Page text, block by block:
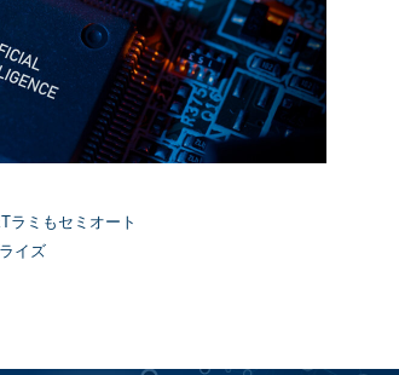
ラミもセミオート
イズ